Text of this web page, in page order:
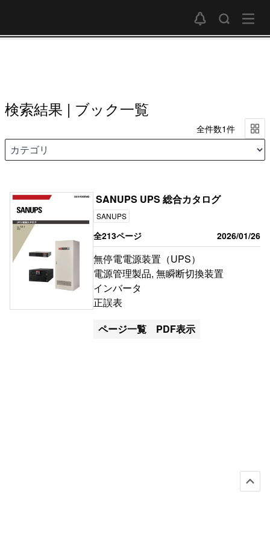
検索結果 | ブック一覧
全件数1件
SANUPS UPS 総合カタログ
SANUPS
全213ページ 2026/01/26
無停電電源装置（UPS）
電源管理製品, 無瞬断切換装置
インバータ
正誤表
ページ一覧
PDF表示